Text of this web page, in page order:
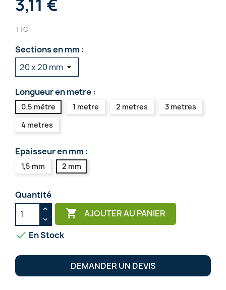
3,11 €
TTC
Sections en mm :
Longueur en metre :
0.5 mètre 1 metre 2 metres
3 metres
4 metres
Epaisseur en mm :
1,5 mm 2 mm
Quantité
 AJOUTER AU PANIER
 En Stock
DEMANDER UN DEVIS